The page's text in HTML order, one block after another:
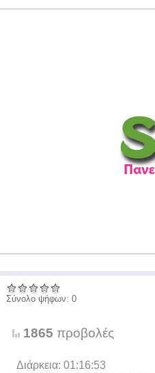
Σύνολο ψήφων: 0
1865 προβολές
Διάρκεια: 01:16:53